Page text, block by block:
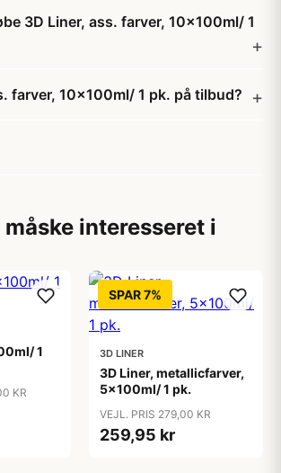
3D Liner, ass. farver, 10x100ml/ 1
farver, 10x100ml/ 1 pk. på tilbud?
måske interesseret i
1
KR
SPAR 7%
3D LINER
3D Liner, metallicfarver,
5x100ml/ 1 pk.
VEJL. PRIS 279,00 KR
259,95 kr